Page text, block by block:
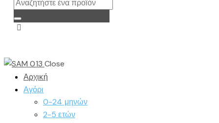
Close
Αρχική
Αγόρι
0-24 μηνών
2-5 ετών